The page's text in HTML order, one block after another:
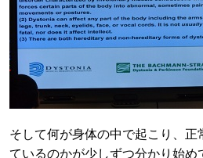
そして何が身体の中で起こり、正
ているのかが少しずつ分かり始め